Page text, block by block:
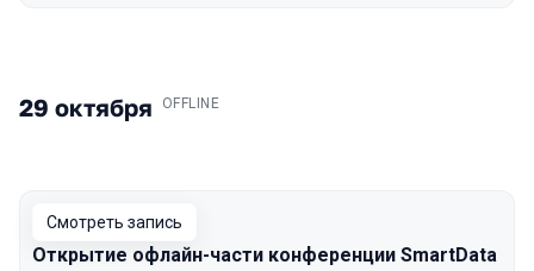
29 октября .OFFLINE
Смотреть запись
Открытие офлайн-части конференции SmartData